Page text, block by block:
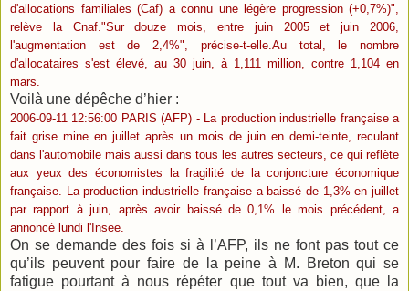
d'allocations familiales (Caf) a connu une légère progression (+0,7%)",
relève la Cnaf."Sur douze mois, entre juin 2005 et juin 2006,
l'augmentation est de 2,4%", précise-t-elle.Au total, le nombre
d'allocataires s'est élevé, au 30 juin, à 1,111 million, contre 1,104 en
mars.
Voilà une dépêche d’hier :
2006-09-11 12:56:00 PARIS (AFP) - La production industrielle française a
fait grise mine en juillet après un mois de juin en demi-teinte, reculant
dans l'automobile mais aussi dans tous les autres secteurs, ce qui reflète
aux yeux des économistes la fragilité de la conjoncture économique
française. La production industrielle française a baissé de 1,3% en juillet
par rapport à juin, après avoir baissé de 0,1% le mois précédent, a
annoncé lundi l'Insee.
On se demande des fois si à l’AFP, ils ne font pas tout ce
qu’ils peuvent pour faire de la peine à M. Breton qui se
fatigue pourtant à nous répéter que tout va bien, que la